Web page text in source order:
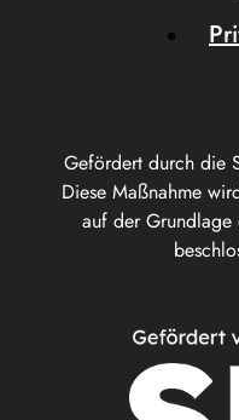
Gefördert durch die
Diese Maßnahme
auf der Grundlage